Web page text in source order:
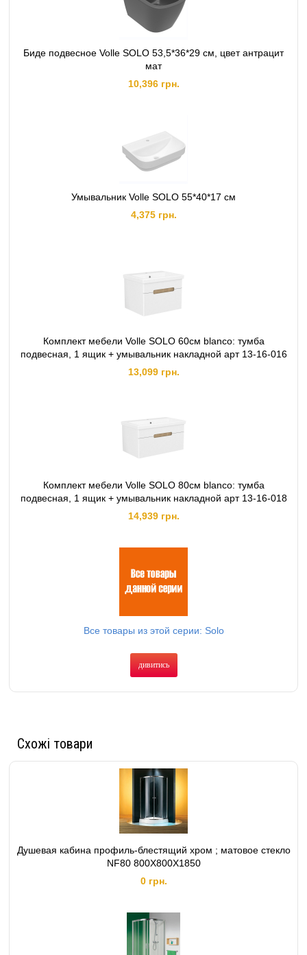
Биде подвесное Volle SOLO 53,5*36*29 см, цвет антрацит
мат
10,396 грн.
Умывальник Volle SOLO 55*40*17 см
4,375 грн.
Комплект мебели Volle SOLO 60см blanco: тумба
подвесная, 1 ящик + умывальник накладной арт 13-16-016
13,099 грн.
Комплект мебели Volle SOLO 80см blanco: тумба
подвесная, 1 ящик + умывальник накладной арт 13-16-018
14,939 грн.
Все товары из этой серии: Solo
дивитись
Схожі товари
Душевая кабина профиль-блестящий хром ; матовое стекло
NF80 800X800X1850
0 грн.